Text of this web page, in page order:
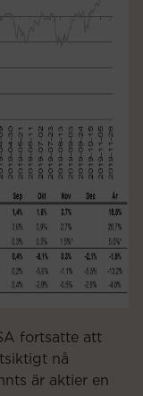
fortsatte att
nå
är aktier en